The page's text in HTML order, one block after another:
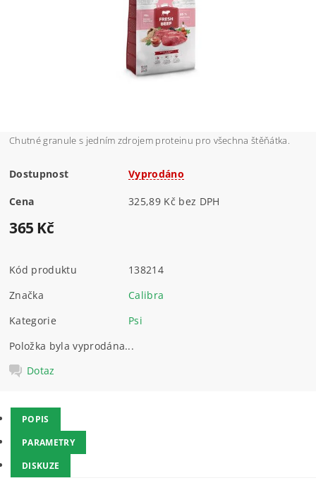
Chutné granule s jedním zdrojem proteinu pro všechna štěňátka.
Dostupnost Vyprodáno
Cena 325,89 Kč bez DPH
365 Kč
Kód produktu
138214
Značka
Calibra
Kategorie
Psi
Položka byla vyprodána...
Dotaz
POPIS
PARAMETRY
DISKUZE